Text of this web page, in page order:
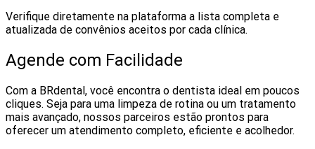
Verifique diretamente na plataforma a lista completa e
atualizada de convênios aceitos por cada clínica.
Agende com Facilidade
Com a BRdental, você encontra o dentista ideal em poucos
cliques. Seja para uma limpeza de rotina ou um tratamento
mais avançado, nossos parceiros estão prontos para
oferecer um atendimento completo, eficiente e acolhedor.